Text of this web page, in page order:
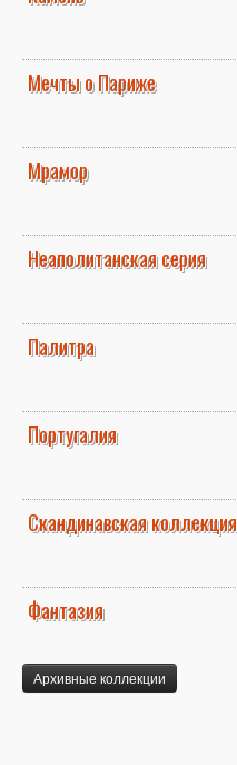
Мечты о Париже
Мрамор
Неаполитанская серия
Палитра
Португалия
Скандинавская коллекция
Фантазия
Архивные коллекции